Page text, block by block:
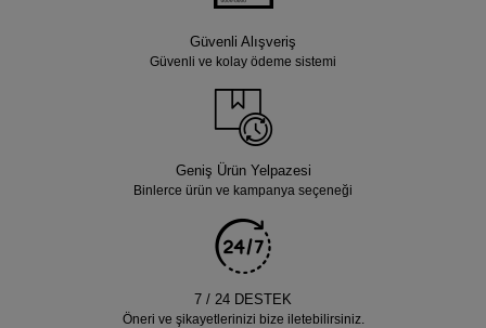
Güvenli Alışveriş
Güvenli ve kolay ödeme sistemi
Geniş Ürün Yelpazesi
Binlerce ürün ve kampanya seçeneği
7 / 24 DESTEK
Öneri ve şikayetlerinizi bize iletebilirsiniz.